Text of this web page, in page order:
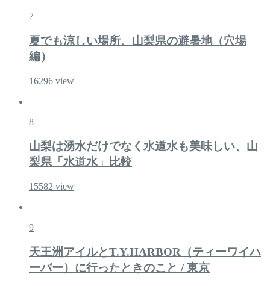
7
夏でも涼しい場所、山梨県の避暑地（穴場
編）
16296 view
8
山梨は湧水だけでなく水道水も美味しい、山
梨県「水道水」比較
15582 view
9
天王洲アイルとT.Y.HARBOR（ティーワイハ
ーバー）に行ったときのこと / 東京